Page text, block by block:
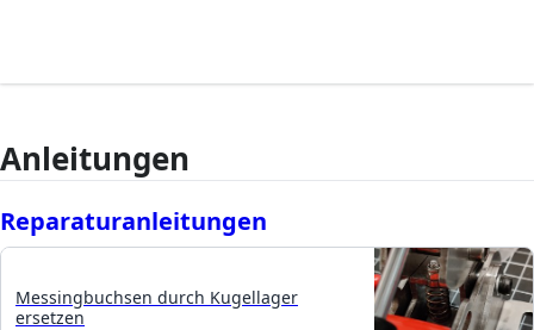
Anleitungen
Reparaturanleitungen
Messingbuchsen durch Kugellager
ersetzen